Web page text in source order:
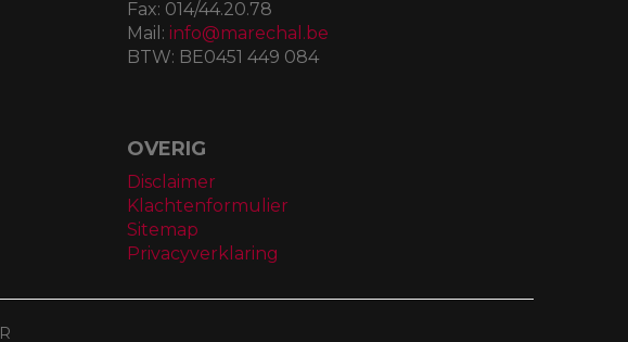
Fax: 014/44.20.78
Mail: info@marechal.be
BTW: BE0451 449 084
OVERIG
Disclaimer
Klachtenformulier
Sitemap
Privacyverklaring